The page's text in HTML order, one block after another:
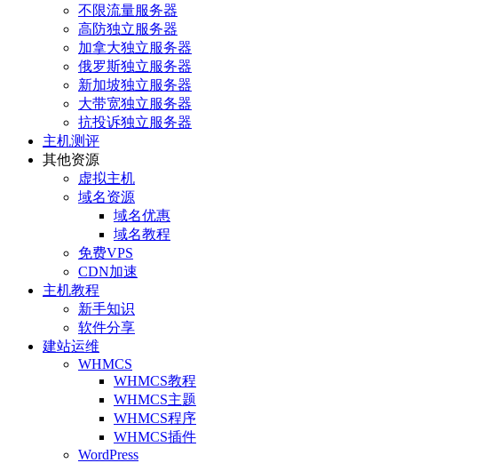
不限流量服务器
高防独立服务器
加拿大独立服务器
俄罗斯独立服务器
新加坡独立服务器
大带宽独立服务器
抗投诉独立服务器
主机测评
其他资源
虚拟主机
域名资源
域名优惠
域名教程
免费VPS
CDN加速
主机教程
新手知识
软件分享
建站运维
WHMCS
WHMCS教程
WHMCS主题
WHMCS程序
WHMCS插件
WordPress